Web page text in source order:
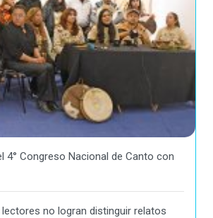
4° Congreso Nacional de Canto con
no logran distinguir relatos